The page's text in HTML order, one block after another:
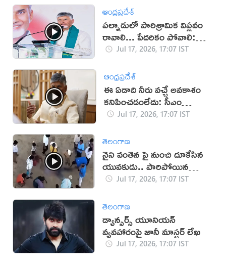
ఆంధ్రప్రదేశ్
పల్నాడులో పారిశ్రామిక విప్లవం
రావాలి... పేదరికం పోవాలి:
చంద్రబాబు
Jul 17, 2026, 17:07 IST
ఆంధ్రప్రదేశ్
ఈ ఏడాది నీరు వచ్చే అవకాశం
కనిపించడంలేదు: సీఎం
చంద్రబాబు
Jul 17, 2026, 17:07 IST
తెలంగాణ
నైని వంతెన పై నుంచి దూకేసిన
యువకుడు.. పారిపోయిన
యువతి!
Jul 17, 2026, 17:07 IST
తెలంగాణ
డ్యాన్సర్స్ యూనియన్
వ్యవహారంపై జానీ మాస్టర్ లేఖ
Jul 17, 2026, 17:07 IST